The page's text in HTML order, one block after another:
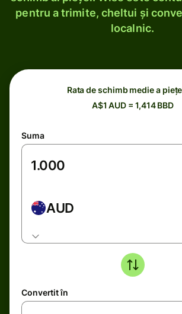
pentru a trimite, cheltui și
localnic.
Rata de schimb medie a
A$1 AUD = 1,414 BBD
Suma
AUD
Convertit în